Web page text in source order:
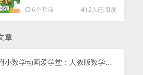
6个月前 412人已阅读
章
数学动画爱学堂：人教版数学动画一年级下册